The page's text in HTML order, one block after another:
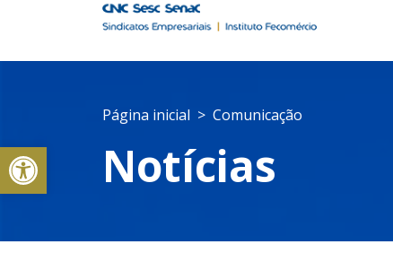
Abrir a barra de ferramentas
Página inicial Comunicação
Notícias